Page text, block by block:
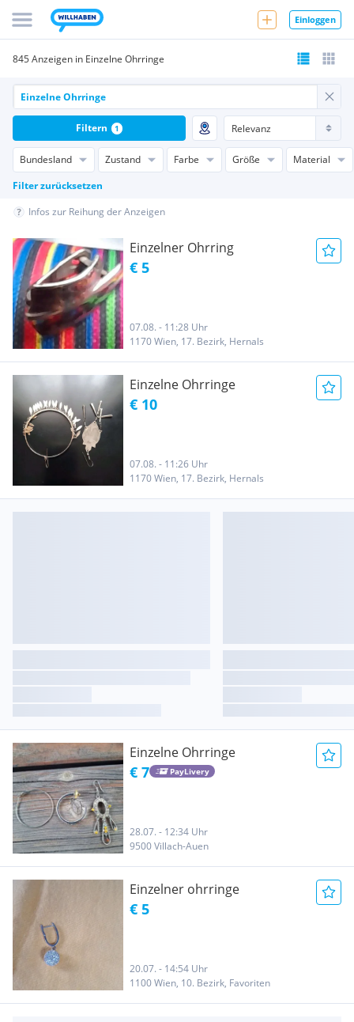
Einloggen
845 Anzeigen in Einzelne Ohrringe
Bundesland Zustand Farbe Größe
Material
Filter zurücksetzen
Filtern 1
Infos zur Reihung der Anzeigen
Einzelner Ohrring
€ 5
07.08. - 11:28 Uhr
1170 Wien, 17. Bezirk, Hernals
Einzelne Ohrringe
€ 10
07.08. - 11:26 Uhr
1170 Wien, 17. Bezirk, Hernals
Einzelne Ohrringe
€ 7 PayLivery
28.07. - 12:34 Uhr
9500 Villach-Auen
Einzelner ohrringe
€ 5
20.07. - 14:54 Uhr
1100 Wien, 10. Bezirk, Favoriten